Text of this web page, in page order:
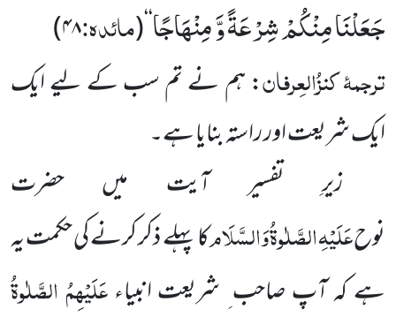
جَعَلْنَا مِنْكُمْ شِرْعَةً وَّ مِنْهَاجًا‘‘
(مائدہ:۴۸)
ترجمۂ کنزُالعِرفان: ہم نے تم سب کے لیے ایک
ایک شریعت اور راستہ بنایا ہے۔
زیرِ تفسیر آیت میں حضرت
نوحعَلَیْہِالصَّلٰوۃُوَالسَّلَامکا پہلے ذکر کرنے کی حکمت یہ
ہے کہ آپ صاحب ِ شریعت انبیاءعَلَیْہِمُ الصَّلٰوۃُ